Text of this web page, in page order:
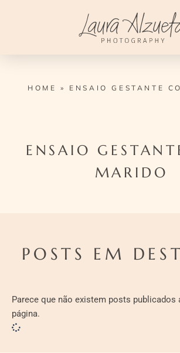
HOME » ENSAIO GESTANTE
ENSAIO
MARIDO
POSTS EM
Parece que não existem posts publicados
página.